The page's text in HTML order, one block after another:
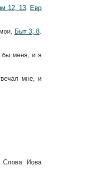
12, 13. Евр
Быт 3, 8.
бы меня, и я
мне, и
Слова Иова